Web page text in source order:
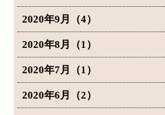
2020年9月（4）
2020年8月（1）
2020年7月（1）
2020年6月（2）